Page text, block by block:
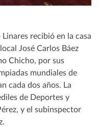
recibió en la casa
José Carlos Báez
Chicho, por sus
mundiales de
cada dos años. La
de Deportes y
y el subinspector